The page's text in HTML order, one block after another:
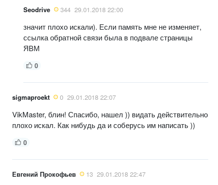
Seodrive 344 29.01.2018 22:00
значит плохо искали). Если память мне не изменяет,
ссылка обратной связи была в подвале страницы
ЯВМ
0
sigmaproekt 0 29.01.2018 22:07
VikMaster, блин! Спасибо, нашел )) видать действительно
плохо искал. Как нибудь да и соберусь им написать ))
0
Евгений Прокофьев 13 29.01.2018 22:47